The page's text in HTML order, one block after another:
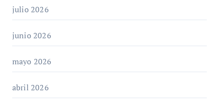
julio 2026
junio 2026
mayo 2026
abril 2026